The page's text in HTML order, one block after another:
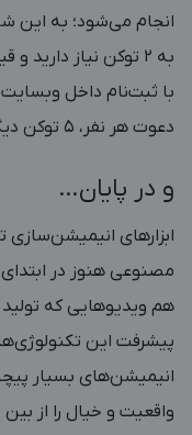
انجام می‌شود؛ به این
به ۲ توکن نیاز
دعوت هر نفر، ۵ توکن دیگر به حسابتان اضافه می‌شود.
و در پایان…
ابزارهای
مصنوعی هنوز در
هم ویدیوهایی که تولید
پیشرفت این
انیمیشن‌های بسیار
واقعیت و خیال را از بین